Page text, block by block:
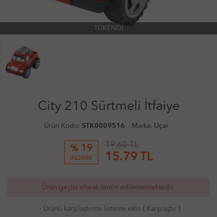
TÜKENDİ
City 210 Sürtmeli İtfaiye
Ürün Kodu: STK0009516 Marka: Uçar
% 19
İNDİRİM
19.60 TL
15.79 TL
Ürün geçici olarak temin edilememektedir.
· Ürünü karşılaştırma listeme ekle ( Karşılaştır)